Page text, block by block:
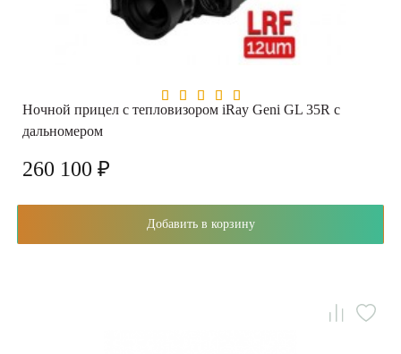
Ночной прицел с тепловизором iRay Geni GL 35R с
дальномером
260 100 ₽
Добавить в корзину